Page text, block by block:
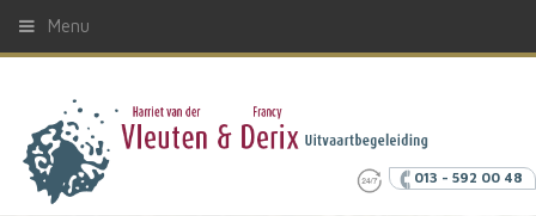
013 - 592 00 48
Menu